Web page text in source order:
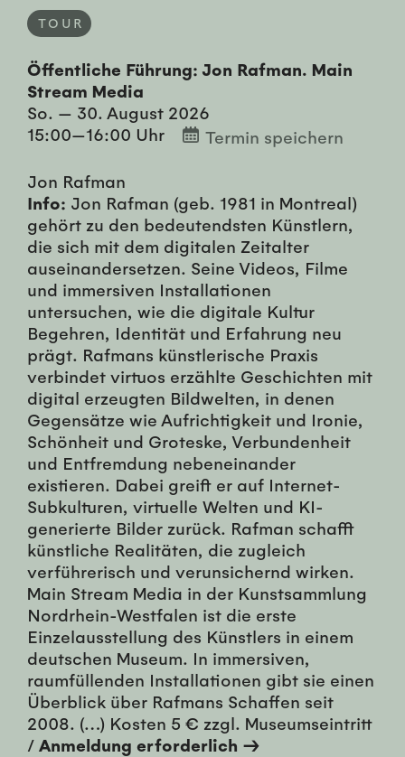
TOUR
Öffentliche Führung: Jon Rafman. Main
Stream Media
So. — 30. August 2026
15:00—16:00 Uhr
Termin speichern
Jon Rafman
Info: Jon Rafman (geb. 1981 in Montreal)
gehört zu den bedeutendsten Künstlern,
die sich mit dem digitalen Zeitalter
auseinandersetzen. Seine Videos, Filme
und immersiven Installationen
untersuchen, wie die digitale Kultur
Begehren, Identität und Erfahrung neu
prägt. Rafmans künstlerische Praxis
verbindet virtuos erzählte Geschichten mit
digital erzeugten Bildwelten, in denen
Gegensätze wie Aufrichtigkeit und Ironie,
Schönheit und Groteske, Verbundenheit
und Entfremdung nebeneinander
existieren. Dabei greift er auf Internet-
Subkulturen, virtuelle Welten und KI-
generierte Bilder zurück. Rafman schafft
künstliche Realitäten, die zugleich
verführerisch und verunsichernd wirken.
Main Stream Media in der Kunstsammlung
Nordrhein-Westfalen ist die erste
Einzelausstellung des Künstlers in einem
deutschen Museum. In immersiven,
raumfüllenden Installationen gibt sie einen
Überblick über Rafmans Schaffen seit
2008. (…) Kosten 5 € zzgl. Museumseintritt
/ Anmeldung erforderlich →